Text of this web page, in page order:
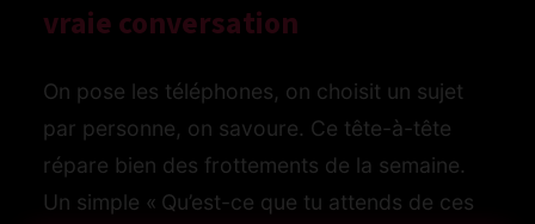
vraie conversation
On pose les téléphones, on choisit un sujet
par personne, on savoure. Ce tête-à-tête
répare bien des frottements de la semaine.
Un simple « Qu’est-ce que tu attends de ces